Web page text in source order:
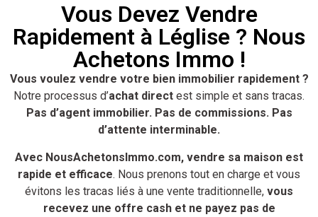
Vous Devez Vendre
Rapidement à Léglise ? Nous
Achetons Immo !
Vous voulez vendre votre bien immobilier rapidement ?
Notre processus d’achat direct est simple et sans tracas.
Pas d’agent immobilier. Pas de commissions. Pas
d’attente interminable.
Avec NousAchetonsImmo.com, vendre sa maison est
rapide et efficace. Nous prenons tout en charge et vous
évitons les tracas liés à une vente traditionnelle, vous
recevez une offre cash et ne payez pas de